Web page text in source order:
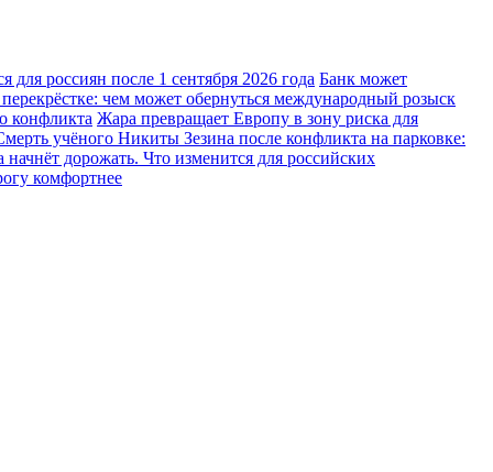
россиян после 1 сентября 2026 года Банк может
чем может обернуться международный розыск
конфликта Жара превращает Европу в зону риска для
учёного Никиты Зезина после конфликта на парковке:
дорожать. Что изменится для российских
комфортнее